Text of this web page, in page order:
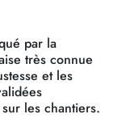
par la
très connue
et les
les chantiers.